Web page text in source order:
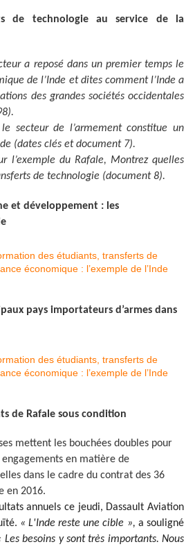
de technologie au service de la
a reposé dans un premier temps le
de l’Inde et dites comment l’Inde a
des grandes sociétés occidentales
secteur de l’armement constitue un
(dates clés et document 7).
l’exemple du Rafale, Montrez quelles
de technologie (document 8).
et développement : les
pays importateurs d’armes dans
de Rafale sous condition
mettent les bouchées doubles pour
en matière de
dans le cadre du contrat des 36
en 2016.
annuels ce jeudi, Dassault Aviation
« L'Inde reste une cible », a souligné
Les besoins y sont très importants. Nous